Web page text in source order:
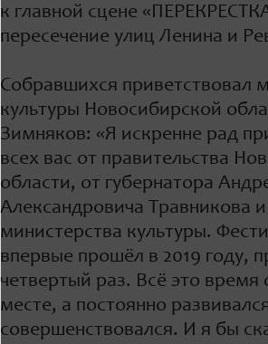
к главной сцене
пересечение улиц Ленина и
Собравшихся приветствовал
культуры Новосибирской
Зимняков: «Я искренне рад
всех вас от правительства
области, от губернатора
Александровича Травникова
министерства культуры.
впервые прошёл в 2019 году,
четвертый раз. Всё это время
месте, а постоянно
совершенствовался. И я бы